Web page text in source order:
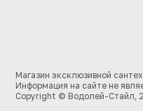
Магазин эксклюзивной
Информация на сайте не
Copyright © Водолей-Стайл,